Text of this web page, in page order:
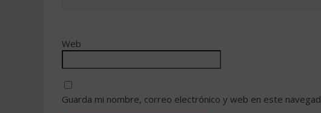
Web
Guarda mi nombre, correo electrónico y web en este